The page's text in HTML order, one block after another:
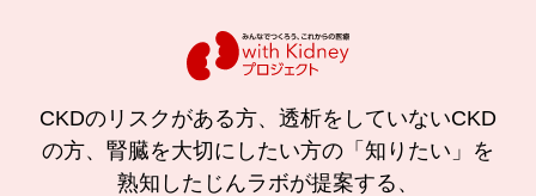
CKDのリスクがある方、透析をしていないCKD
の方、腎臓を大切にしたい方の「知りたい」を
熟知したじんラボが提案する、